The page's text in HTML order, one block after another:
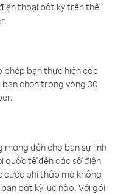
thoại bất kỳ trên thế
phép bạn thực hiện các
chọn trong vòng 30
đến cho bạn sự linh
quốc tế đến các số điện
cước phí thấp mà không
bất kỳ lúc nào. Với gói